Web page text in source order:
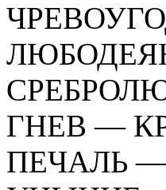
ГНЕВ —
ПЕЧАЛЬ